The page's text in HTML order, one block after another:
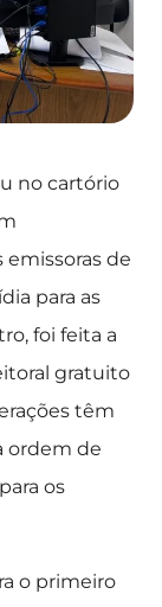
no cartório
de
para as
foi feita a
gratuito
têm
ordem de
os
o primeiro